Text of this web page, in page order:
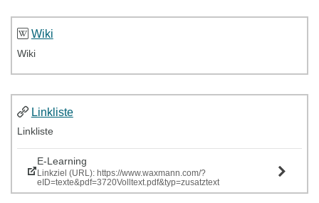
Wiki
Wiki
Linkliste
Linkliste
E-Learning
Linkziel (URL): https://www.waxmann.com/?
eID=texte&pdf=3720Volltext.pdf&typ=zusatztext